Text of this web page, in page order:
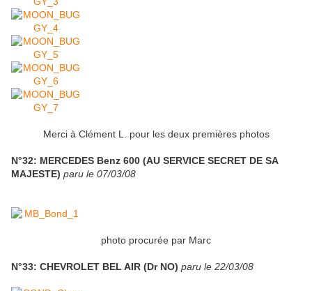
Merci à Clément L. pour les deux premières photos
N°32: MERCEDES Benz 600 (AU SERVICE SECRET DE SA
MAJESTE) paru le 07/03/08
photo procurée par Marc
N°33: CHEVROLET BEL AIR (Dr NO) paru le 22/03/08